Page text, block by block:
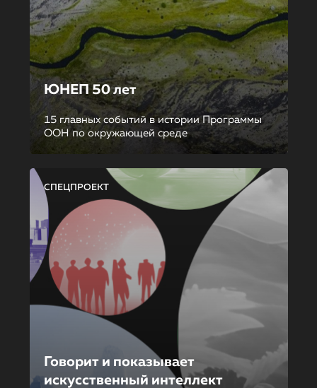
ЮНЕП 50 лет
15 главных событий в истории Программы
ООН по окружающей среде
СПЕЦПРОЕКТ
Говорит и показывает
искусственный интеллект